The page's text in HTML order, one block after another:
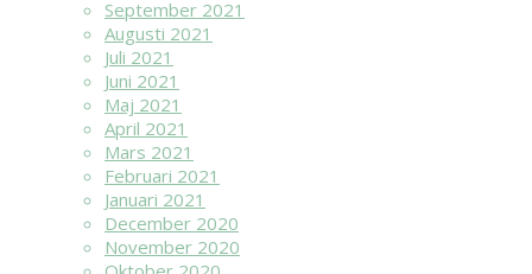
September 2021
Augusti 2021
Juli 2021
Juni 2021
Maj 2021
April 2021
Mars 2021
Februari 2021
Januari 2021
December 2020
November 2020